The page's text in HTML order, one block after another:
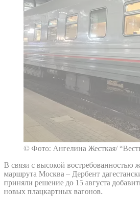
© Фото: Ангелина Жесткая/
В связи с высокой востребованностью
маршрута Москва – Дербент
приняли решение до 15 августа
новых плацкартных вагонов.